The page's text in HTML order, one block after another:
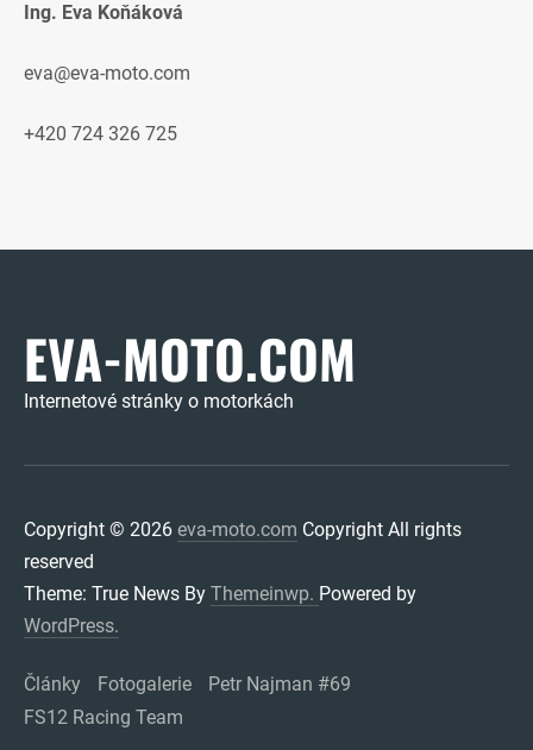
Ing. Eva Koňáková
eva@eva-moto.com
+420 724 326 725
EVA-MOTO.COM
Internetové stránky o motorkách
Copyright © 2026 eva-moto.com Copyright All rights
reserved
Theme: True News By Themeinwp. Powered by
WordPress.
Články Fotogalerie
Petr Najman #69
FS12 Racing Team